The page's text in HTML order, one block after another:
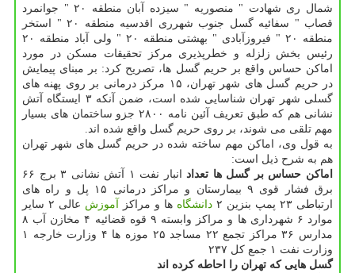
شمال ری شهادت " منصوریه " سیزده آبان منطقه ۲۰ " جوانمرد
قصاب " سفائیه گسل جنوب شهرری اقدسیه منطقه ۲۰ " استخر
منطقه ۲۰ " فیروزآبادی " بهشتی منطقه ۲۰ " ولی آباد منطقه ۲۰
رئیس بخش زلزله و خطرپذیری مركز تحقیقات مسكن در مورد
اماكن حساس واقع بر حریم گسل ها، تصریح كرد: بر مبنای پیمایش
در حریم گسل های شهر تهران، ۱۵ مركز درمانی بر روی پهنه های
گسلی شهر تهران شناسایی شده است، ضمن آنكه ۳ ایستگاه آتش
نشانی هم كه طبق تعریف آئین نامه ۲۸۰۰ جزو ساختمان های بسیار
مهم تلقی می شوند، بر روی حریم گسل واقع شده اند.
به قول وی، اماكن مهم ساخته شده در حریم گسل های شهر تهران
هم به شرح ذیل است:
اماكن حساس بر گسل ها تعداد
انبار نفت ۱ آتش نشانی ۳ برج ۶۶
برق فشار قوی ۹ بیمارستان و مراكز درمانی ۱۵ پل و راه های
ارتباطی ۲۳ پمپ بنزین ۲
دانشگاه ها و مراكز آموزش
عالی ۲ سایر
موارد ۶ شهرداری ها و مراكز وابسته ۹ قوه قضائیه ۴ مخازن آب ۸
مدارس ۳۶ مراكز تجمع ۲۲ مساجد ۲۵ موزه ها ۴ وزارت خارجه ۱
وزارت نفت ۱ جمع كل ۲۳۷
گسل هایی كه تهران را احاطه كرده اند